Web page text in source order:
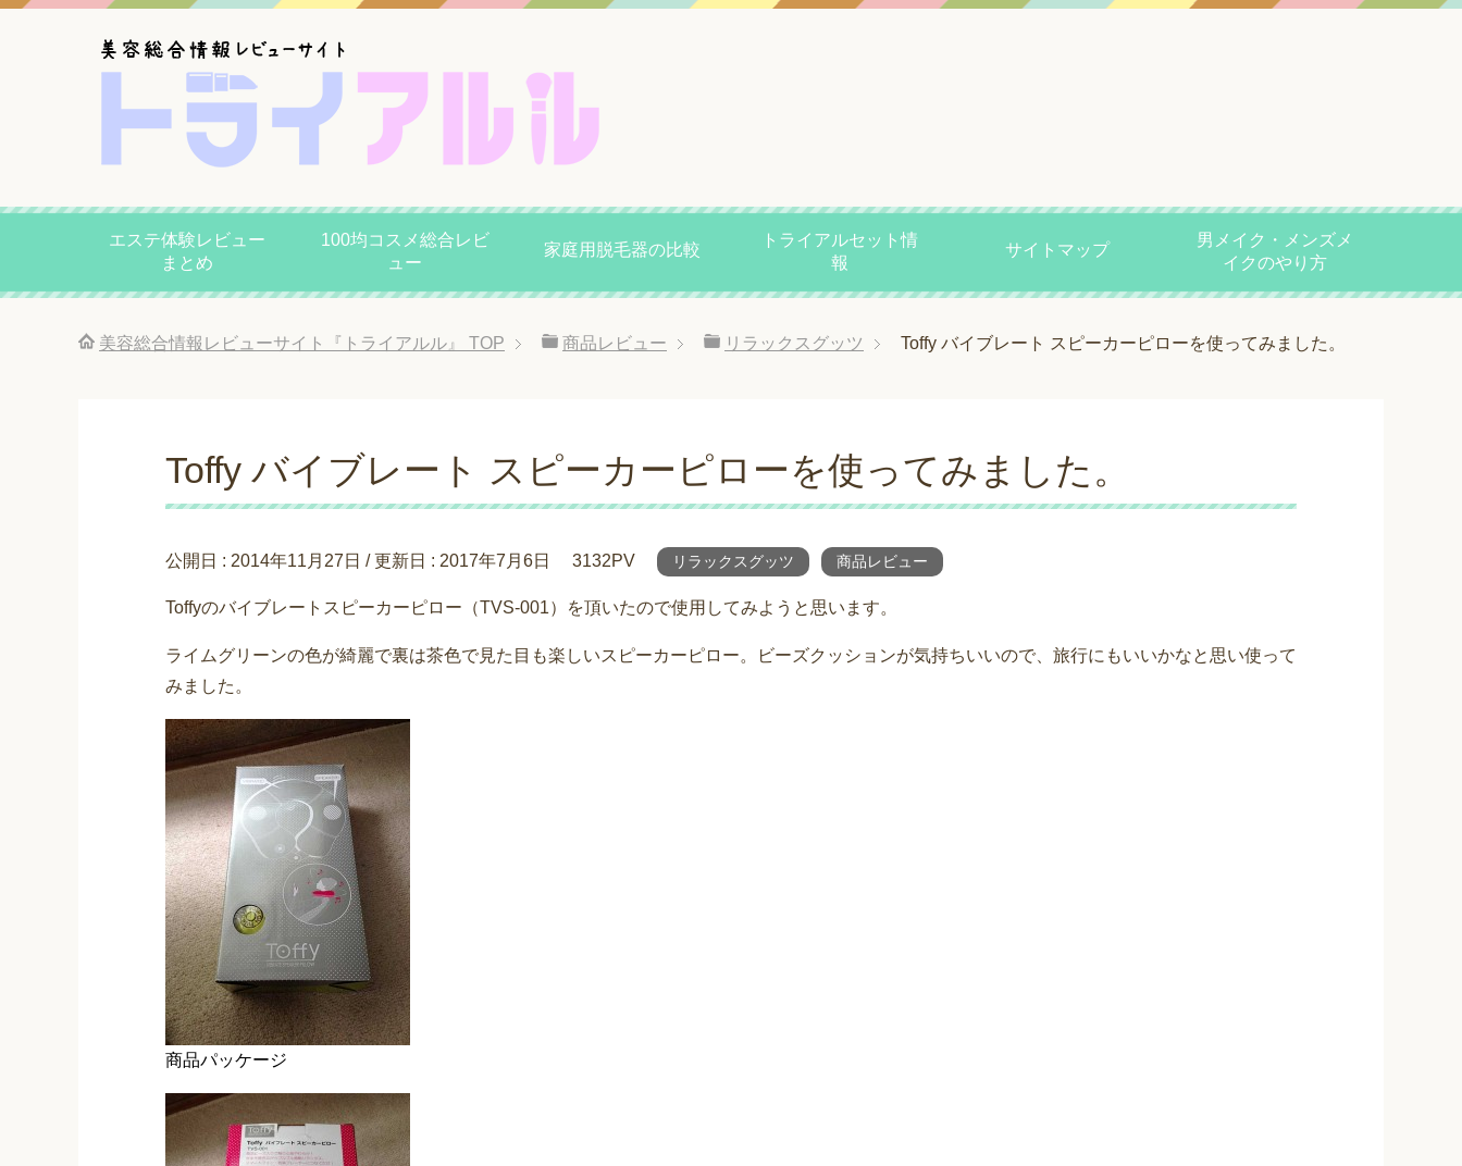
エステ体験レビュー
まとめ
100均コスメ総合レビ
ュー
家庭用脱毛器の比較
トライアルセット情
報
サイトマップ
男メイク・メンズメ
イクのやり方
美容総合情報レビューサイト『トライアルル』 TOP 商品レビュー リラックスグッツ Toffy バイブレート スピーカーピローを使ってみました。
Toffy バイブレート スピーカーピローを使ってみました。
公開日 : 2014年11月27日 / 更新日 : 2017年7月6日 3132PV リラックスグッツ 商品レビュー
Toffyのバイブレートスピーカーピロー（TVS-001）を頂いたので使用してみようと思います。
ライムグリーンの色が綺麗で裏は茶色で見た目も楽しいスピーカーピロー。ビーズクッションが気持ちいいので、旅行にもいいかなと思い使って
みました。
商品パッケージ